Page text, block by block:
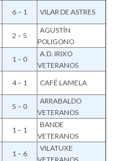
6 – 1
VILAR DE ASTRES
2 – 5
AGUSTÍN
POLIGONO
1 – 0
A.D. IRIXO
VETERANOS
4 – 1 CAFÉ LAMELA
5 – 0
ARRABALDO
VETERANOS
1 – 1
BANDE
VETERANOS
1 – 6
VILATUXE